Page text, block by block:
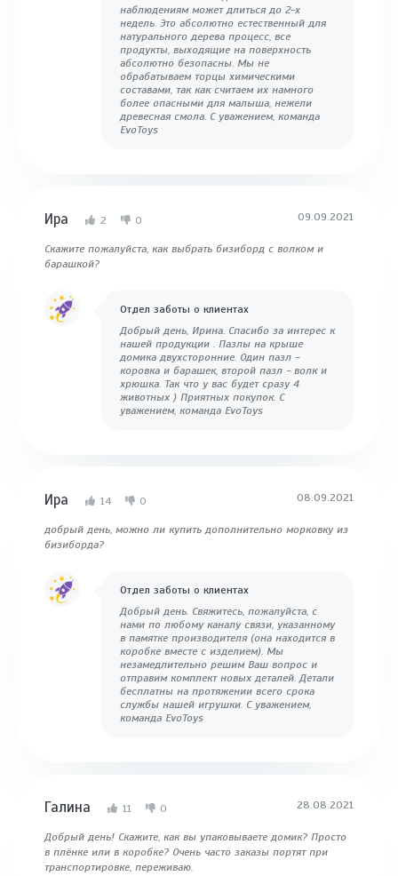
наблюдениям может длиться до 2-х
недель. Это абсолютно естественный для
натурального дерева процесс, все
продукты, выходящие на поверхность
абсолютно безопасны. Мы не
обрабатываем торцы химическими
составами, так как считаем их намного
более опасными для малыша, нежели
древесная смола. С уважением, команда
EvoToys
Ира 2 0 09.09.2021
Скажите пожалуйста, как выбрать бизиборд с волком и
барашкой?
Отдел заботы о клиентах
Добрый день, Ирина. Спасибо за интерес к
нашей продукции . Пазлы на крыше
домика двухсторонние. Один пазл -
коровка и барашек, второй пазл - волк и
хрюшка. Так что у вас будет сразу 4
животных ) Приятных покупок. С
уважением, команда EvoToys
Ира 14 0 08.09.2021
добрый день, можно ли купить дополнительно морковку из
бизиборда?
Отдел заботы о клиентах
Добрый день. Свяжитесь, пожалуйста, с
нами по любому каналу связи, указанному
в памятке производителя (она находится в
коробке вместе с изделием). Мы
незамедлительно решим Ваш вопрос и
отправим комплект новых деталей. Детали
бесплатны на протяжении всего срока
службы нашей игрушки. С уважением,
команда EvoToys
Галина 11 0 28.08.2021
Добрый день! Скажите, как вы упаковываете домик? Просто
в плёнке или в коробке? Очень часто заказы портят при
транспортировке, переживаю.